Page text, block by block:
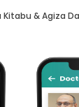
& Agiza